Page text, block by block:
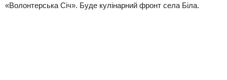
«Волонтерська Січ». Буде кулінарний фронт села Біла.